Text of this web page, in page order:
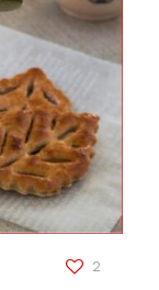
2